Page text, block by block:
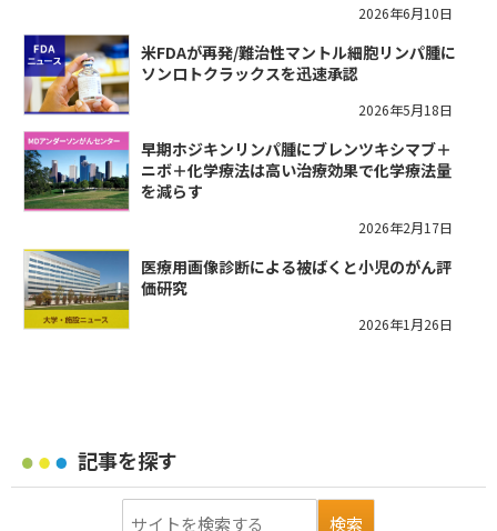
2026年6月10日
米FDAが再発/難治性マントル細胞リンパ腫に
ソンロトクラックスを迅速承認
2026年5月18日
早期ホジキンリンパ腫にブレンツキシマブ＋
ニボ＋化学療法は高い治療効果で化学療法量
を減らす
2026年2月17日
医療用画像診断による被ばくと小児のがん評
価研究
2026年1月26日
記事を探す